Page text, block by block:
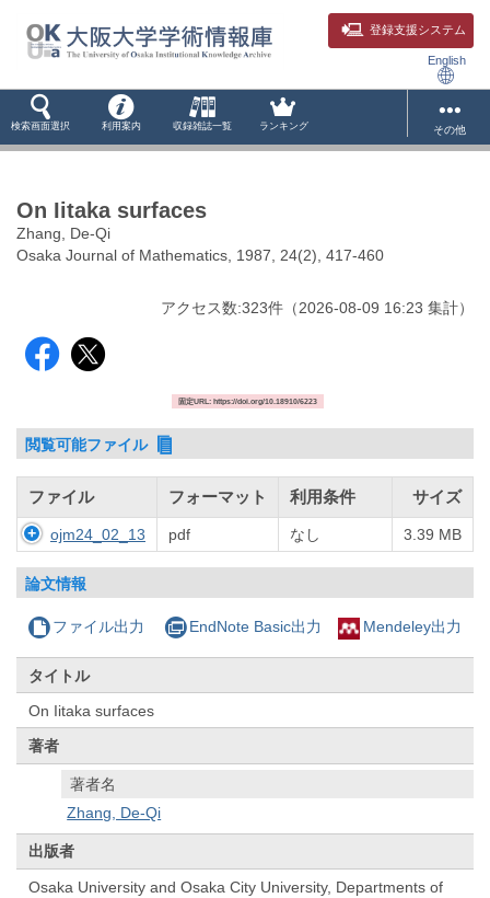
登録支援システム
English
検索画面選択 利用案内 収録雑誌一覧 ランキング その他
On Iitaka surfaces
Zhang, De-Qi
Osaka Journal of Mathematics, 1987, 24(2), 417-460
アクセス数:323件 （2026-08-09 16:23 集計）
固定URL: https://doi.org/10.18910/6223
閲覧可能ファイル
ファイル フォーマット 利用条件 サイズ
ojm24_02_13 pdf なし 3.39 MB
論文情報
ファイル出力 EndNote Basic出力 Mendeley出力
タイトル
On Iitaka surfaces
著者
著者名
Zhang, De-Qi
出版者
Osaka University and Osaka City University, Departments of